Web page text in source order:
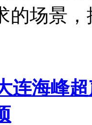
的场景
连海峰